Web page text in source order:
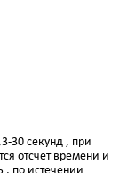
30 секунд , при
отсчет времени и
, по истечении